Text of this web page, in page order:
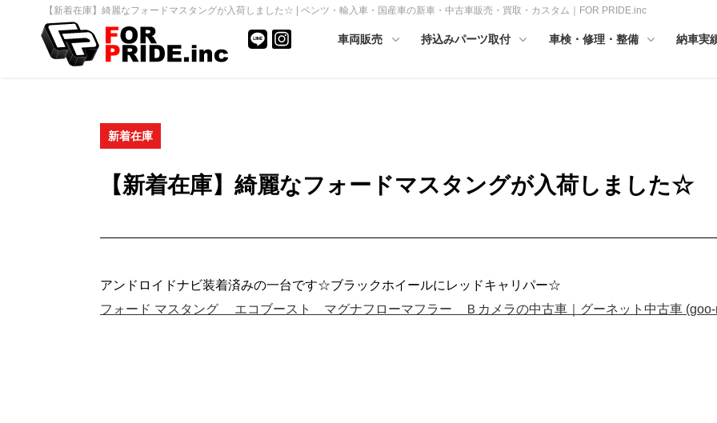
【新着在庫】綺麗なフォードマスタングが入荷しました☆ | ベンツ・輸入車・国産車の新車・中古車販売・買取・カスタム｜FOR PRIDE.inc
車両販売 持込みパーツ取付 車検・修理・整備 納車実
新着在庫
【新着在庫】綺麗なフォードマスタングが入荷しました☆
アンドロイドナビ装着済みの一台です☆ブラックホイールにレッドキャリパー☆
フォード マスタング エコブースト マグナフローマフラー Ｂカメラの中古車｜グーネット中古車 (goo-